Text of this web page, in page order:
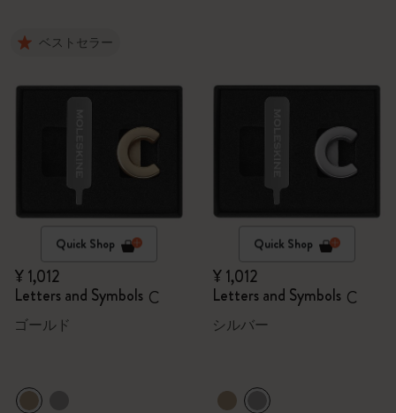
ベストセラー
Quick Shop
¥ 1,012
Letters and Symbols C
ゴールド
Quick Shop
¥ 1,012
Letters and Symbols C
シルバー